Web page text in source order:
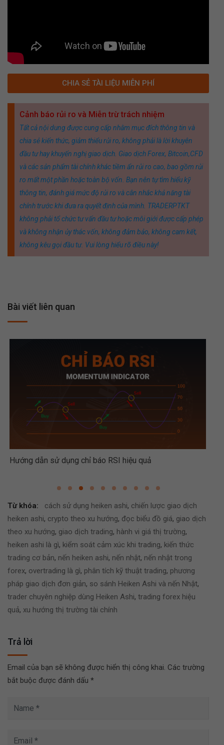
CHIA SẺ TÀI LIỆU MIỄN PHÍ
Cảnh báo rủi ro và Miễn trừ trách nhiệm
Tất cả nội dung được cung cấp nhằm mục đích thông tin và
chia sẻ kiến thức, giảm thiểu rủi ro, không phải là lời khuyên
đầu tư hay khuyến nghị giao dịch. Giao dịch Forex, Bitcoin,CFD
và các sản phẩm tài chính khác tiềm ẩn rủi ro cao, bao gồm rủi
ro mất một phần hoặc toàn bộ vốn. Bạn nên tự tìm hiểu kỹ
thông tin, đánh giá mức độ rủi ro và cân nhắc khả năng tài
chính trước khi đưa ra quyết định của mình. TRADERPTKT
không phải tổ chức tư vấn đầu tư hoặc môi giới được cấp phép
và không nhận ủy thác vốn, không đảm bảo, không cam kết,
không kêu gọi đầu tư. Vui lòng hiểu rõ điều này!
Bài viết liên quan
Hướng dẫn sử dụng chỉ báo RSI hiệu quả
Từ khóa: cách sử dụng heiken ashi, chiến lược giao dịch
heiken ashi, crypto theo xu hướng, đọc biểu đồ giá, giao dịch
theo xu hướng, giao dịch trading, hành vi giá thị trường,
heiken ashi là gì, kiểm soát cảm xúc khi trading, kiến thức
trading cơ bản, nến heiken ashi, nến nhật, nến nhật trong
forex, overtrading là gì, phân tích kỹ thuật trading, phương
pháp giao dịch đơn giản, so sánh Heiken Ashi và nến Nhật,
trader chuyên nghiệp dùng Heiken Ashi, trading forex hiệu
quả, xu hướng thị trường tài chính
Trả lời
Email của bạn sẽ không được hiển thị công khai. Các trường
bắt buộc được đánh dấu *